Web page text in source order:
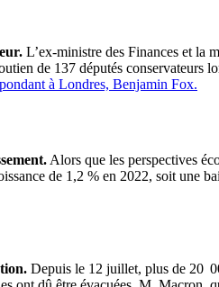
L’ex-ministre des Finances et la
de 137 députés
à Londres, Benjamin Fox.
Alors que les perspectives
de 1,2 % en 2022, soit une
Depuis le 12 juillet, plus de 20